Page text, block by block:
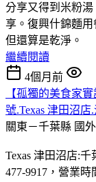
分享又得到米粉
享。復興什錦麵用
但還算是乾淨。
繼續閱讀
4個月前
【孤獨的美食家
號.Texas 津田沼
關東－千葉縣 國
Texas 津田沼店:
477-9917，營業時